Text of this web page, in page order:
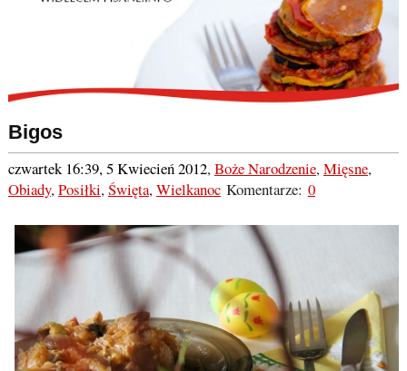
Bigos
czwartek 16:39, 5 Kwiecień 2012,Boże Narodzenie,Mięsne,
Obiady,Posiłki,Święta,WielkanocKomentarze: 0